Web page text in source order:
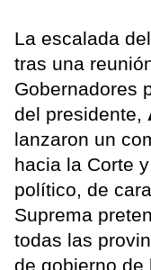
La escalada
tras una
Gobernadores
del presidente,
lanzaron un
hacia la Corte
político, de
Suprema
todas las
de gobierno de